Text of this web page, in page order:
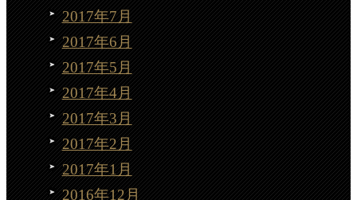
2017年7月
2017年6月
2017年5月
2017年4月
2017年3月
2017年2月
2017年1月
2016年12月